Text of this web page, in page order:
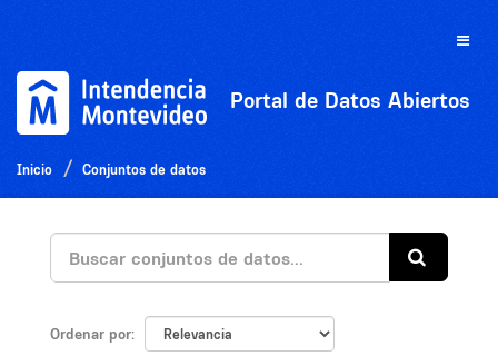
Toggle
Portal de Datos Abiertos
Inicio Conjuntos de datos
Ordenar por